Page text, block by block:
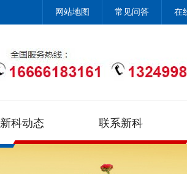
网站地图 常见问答 在
新科动态 联系新科